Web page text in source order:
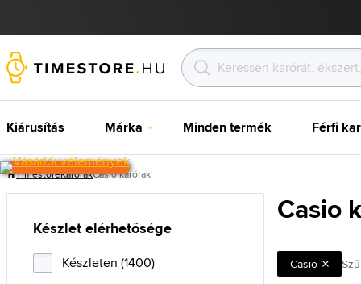
Kiárusítás Márka Minden termék Férfi
TimestoreKarórakCasio karórak
Casio
Casio
Készlet elérhetősége
Készleten (1400)